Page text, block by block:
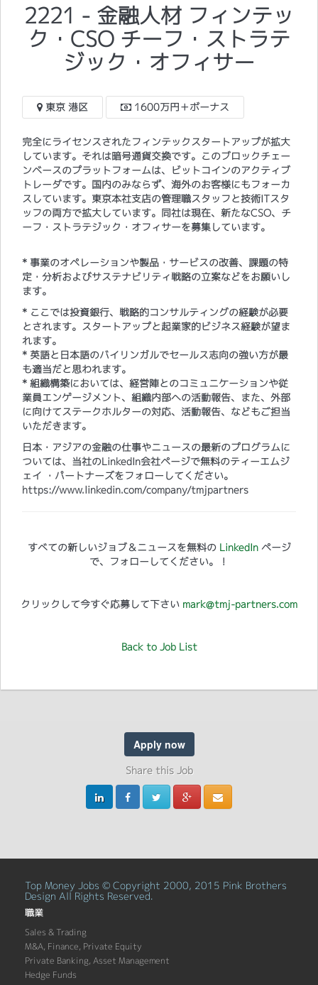
2221 - 金融人材 フィンテッ
ク・CSO チーフ・ストラテ
ジック・オフィサー
東京 港区 1600万円＋ボーナス
完全にライセンスされたフィンテックスタートアップが拡大
しています。それは暗号通貨交換です。このブロックチェー
ンベースのプラットフォームは、ビットコインのアクティブ
トレーダです。国内のみならず、海外のお客様にもフォーカ
スしています。東京本社支店の管理職スタッフと技術ITスタ
ッフの両方で拡大しています。同社は現在、新たなCSO、チ
ーフ・ストラテジック・オフィサーを募集しています。
* 事業のオペレーションや製品・サービスの改善、課題の特
定・分析およびサステナビリティ戦略の立案などをお願いし
ます。
* ここでは投資銀行、戦略的コンサルティングの経験が必要
とされます。スタートアップと起業家的ビジネス経験が望ま
れます。
* 英語と日本語のバイリンガルでセールス志向の強い方が最
も適当だと思われます。
* 組織構築においては、経営陣とのコミュニケーションや従
業員エンゲージメント、組織内部への活動報告、また、外部
に向けてステークホルターの対応、活動報告、などもご担当
いただきます。
日本・アジアの金融の仕事やニュースの最新のプログラムに
ついては、当社のLinkedIn会社ページで無料のティーエムジ
ェイ ・パートナーズをフォローしてください。
https://www.linkedin.com/company/tmjpartners
すべての新しいジョブ＆ニュースを無料の LinkedInページ
で、フォローしてください。！
クリックして今すぐ応募して下さい mark@tmj-partners.com
Back to Job List
Apply now
Share this Job
Top Money Jobs © Copyright 2000, 2015 Pink Brothers
Design All Rights Reserved.
職業
Sales & Trading
M&A, Finance, Private Equity
Private Banking, Asset Management
Hedge Funds